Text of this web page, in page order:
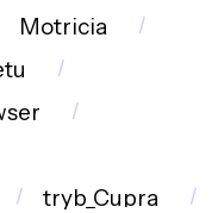
Motricia
tryb_Cupra